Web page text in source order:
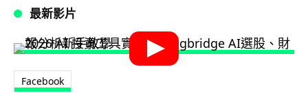
最新影片
Facebook